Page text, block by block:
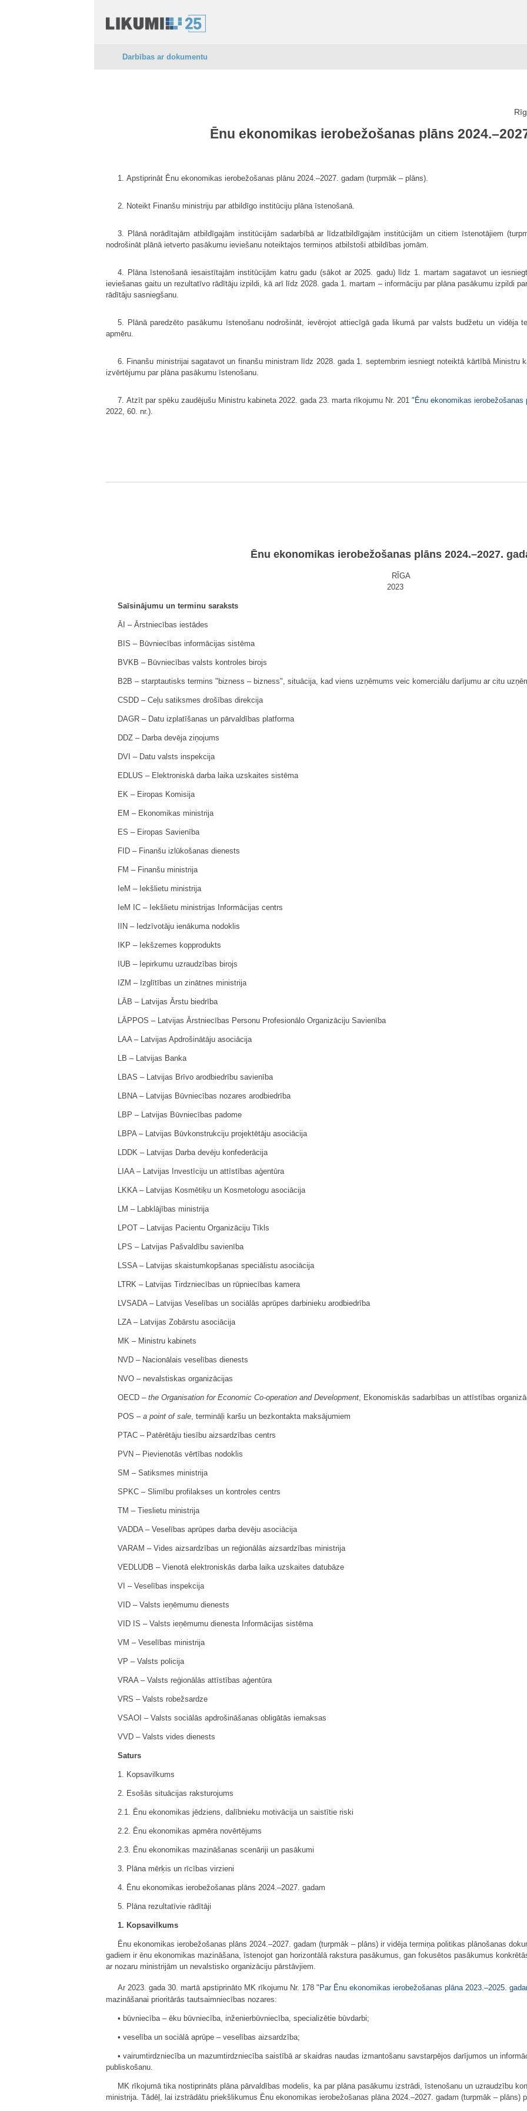
Darbības ar dokumentu
Ēnu ekonomikas ierobežošanas plāns
1. Apstiprināt Ēnu ekonomikas ierobežošanas plānu 2024.–2027. gadam (turpmāk – plāns).
2. Noteikt Finanšu ministriju par atbildīgo institūciju plāna īstenošanā.
3. Plānā norādītajām atbildīgajām institūcijām sadarbībā ar līdzatbildīgajām institūcijām un citiem īstenotājiem
nodrošināt plānā ietverto pasākumu ieviešanu noteiktajos termiņos atbilstoši atbildības jomām.
4. Plāna īstenošanā iesaistītajām institūcijām katru gadu (sākot ar 2025. gadu) līdz 1. martam sagatavot un
ieviešanas gaitu un rezultatīvo rādītāju izpildi, kā arī līdz 2028. gada 1. martam – informāciju par plāna pasākumu izpildi
rādītāju sasniegšanu.
5. Plānā paredzēto pasākumu īstenošanu nodrošināt, ievērojot attiecīgā gada likumā par valsts budžetu un vidēja
apmēru.
6. Finanšu ministrijai sagatavot un finanšu ministram līdz 2028. gada 1. septembrim iesniegt noteiktā kārtībā Ministru
izvērtējumu par plāna pasākumu īstenošanu.
7. Atzīt par spēku zaudējušu Ministru kabineta 2022. gada 23. marta rīkojumu Nr. 201 "Ēnu ekonomikas ierobežošanas
2022, 60. nr.).
Ēnu ekonomikas ierobežošanas plāns 2024.–2027.
RĪGA
2023
Saīsinājumu un terminu saraksts
ĀI – Ārstniecības iestādes
BIS – Būvniecības informācijas sistēma
BVKB – Būvniecības valsts kontroles birojs
B2B – starptautisks termins "bizness – bizness", situācija, kad viens uzņēmums veic komerciālu darījumu ar citu
CSDD – Ceļu satiksmes drošības direkcija
DAGR – Datu izplatīšanas un pārvaldības platforma
DDZ – Darba devēja ziņojums
DVI – Datu valsts inspekcija
EDLUS – Elektroniskā darba laika uzskaites sistēma
EK – Eiropas Komisija
EM – Ekonomikas ministrija
ES – Eiropas Savienība
FID – Finanšu izlūkošanas dienests
FM – Finanšu ministrija
IeM – Iekšlietu ministrija
IeM IC – Iekšlietu ministrijas Informācijas centrs
IIN – Iedzīvotāju ienākuma nodoklis
IKP – Iekšzemes kopprodukts
IUB – Iepirkumu uzraudzības birojs
IZM – Izglītības un zinātnes ministrija
LĀB – Latvijas Ārstu biedrība
LĀPPOS – Latvijas Ārstniecības Personu Profesionālo Organizāciju Savienība
LAA – Latvijas Apdrošinātāju asociācija
LB – Latvijas Banka
LBAS – Latvijas Brīvo arodbiedrību savienība
LBNA – Latvijas Būvniecības nozares arodbiedrība
LBP – Latvijas Būvniecības padome
LBPA – Latvijas Būvkonstrukciju projektētāju asociācija
LDDK – Latvijas Darba devēju konfederācija
LIAA – Latvijas Investīciju un attīstības aģentūra
LKKA – Latvijas Kosmētiķu un Kosmetologu asociācija
LM – Labklājības ministrija
LPOT – Latvijas Pacientu Organizāciju Tīkls
LPS – Latvijas Pašvaldību savienība
LSSA – Latvijas skaistumkopšanas speciālistu asociācija
LTRK – Latvijas Tirdzniecības un rūpniecības kamera
LVSADA – Latvijas Veselības un sociālās aprūpes darbinieku arodbiedrība
LZA – Latvijas Zobārstu asociācija
MK – Ministru kabinets
NVD – Nacionālais veselības dienests
NVO – nevalstiskas organizācijas
OECD – the Organisation for Economic Co-operation and Development, Ekonomiskās sadarbības un attīstības
POS – a point of sale, termināļi karšu un bezkontakta maksājumiem
PTAC – Patērētāju tiesību aizsardzības centrs
PVN – Pievienotās vērtības nodoklis
SM – Satiksmes ministrija
SPKC – Slimību profilakses un kontroles centrs
TM – Tieslietu ministrija
VADDA – Veselības aprūpes darba devēju asociācija
VARAM – Vides aizsardzības un reģionālās aizsardzības ministrija
VEDLUDB – Vienotā elektroniskās darba laika uzskaites datubāze
VI – Veselības inspekcija
VID – Valsts ieņēmumu dienests
VID IS – Valsts ieņēmumu dienesta Informācijas sistēma
VM – Veselības ministrija
VP – Valsts policija
VRAA – Valsts reģionālās attīstības aģentūra
VRS – Valsts robežsardze
VSAOI – Valsts sociālās apdrošināšanas obligātās iemaksas
VVD – Valsts vides dienests
Saturs
1. Kopsavilkums
2. Esošās situācijas raksturojums
2.1. Ēnu ekonomikas jēdziens, dalībnieku motivācija un saistītie riski
2.2. Ēnu ekonomikas apmēra novērtējums
2.3. Ēnu ekonomikas mazināšanas scenāriji un pasākumi
3. Plāna mērķis un rīcības virzieni
4. Ēnu ekonomikas ierobežošanas plāns 2024.–2027. gadam
5. Plāna rezultatīvie rādītāji
1. Kopsavilkums
Ēnu ekonomikas ierobežošanas plāns 2024.–2027. gadam (turpmāk – plāns) ir vidēja termiņa politikas plānošanas
gadiem ir ēnu ekonomikas mazināšana, īstenojot gan horizontālā rakstura pasākumus, gan fokusētos pasākumus
ar nozaru ministrijām un nevalstisko organizāciju pārstāvjiem.
Ar 2023. gada 30. martā apstiprināto MK rīkojumu Nr. 178 " Par Ēnu ekonomikas ierobežošanas plāna 2023.–2025.
mazināšanai prioritārās tautsaimniecības nozares:
• būvniecība – ēku būvniecība, inženierbūvniecība, specializētie būvdarbi;
• veselība un sociālā aprūpe – veselības aizsardzība;
• vairumtirdzniecība un mazumtirdzniecība saistībā ar skaidras naudas izmantošanu savstarpējos darījumos un
publiskošanu.
MK rīkojumā tika nostiprināts plāna pārvaldības modelis, ka par plāna pasākumu izstrādi, īstenošanu un uzraudzību
ministrija. Tādēļ, lai izstrādātu priekšlikumus Ēnu ekonomikas ierobežošanas plāna 2024.–2027. gadam (turpmāk – plāns)